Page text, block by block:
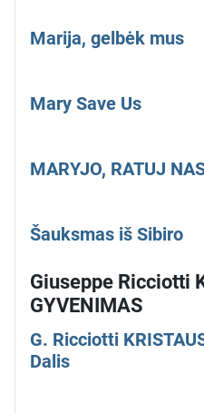
Marija, gelbėk mus
Mary Save Us
MARYJO, RATUJ
Šauksmas iš Sibiro
Giuseppe Ricciotti
GYVENIMAS
G. Ricciotti
Dalis